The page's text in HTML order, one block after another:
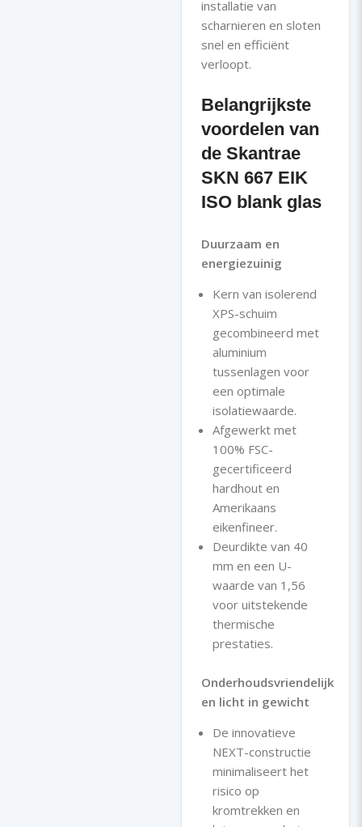
installatie van
scharnieren en sloten
snel en efficiënt
Belangrijkste
voordelen van
de Skantrae
SKN 667 EIK
ISO blank glas
Duurzaam en
energiezuinig
Kern van isolerend
XPS-schuim
gecombineerd met
aluminium
tussenlagen voor
een optimale
isolatiewaarde.
Afgewerkt met
100% FSC-
gecertificeerd
hardhout en
Amerikaans
eikenfineer.
Deurdikte van 40
mm en een U-
waarde van 1,56
voor uitstekende
thermische
prestaties.
Onderhoudsvriendelijk
en licht in gewicht
De innovatieve
NEXT-constructie
minimaliseert het
risico op
kromtrekken en